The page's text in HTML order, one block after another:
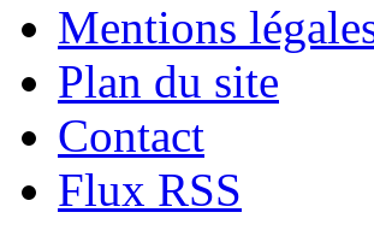
Mentions
Plan du site
Contact
Flux RSS